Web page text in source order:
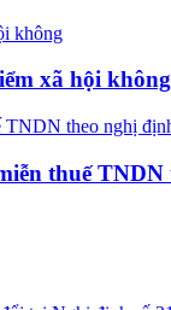
xã hội không
thuế